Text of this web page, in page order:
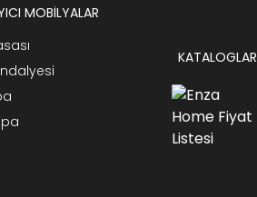
MOBİLYALAR
KATALOGLAR